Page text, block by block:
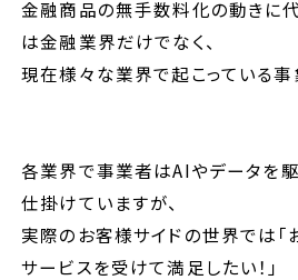
金融商品の無手数料化の動きに
は金融業界だけでなく、
現在様々な業界で起こっている事
各業界で事業者はAIやデータを
仕掛けていますが、
実際のお客様サイドの世界では「
サービスを受けて満足したい！」